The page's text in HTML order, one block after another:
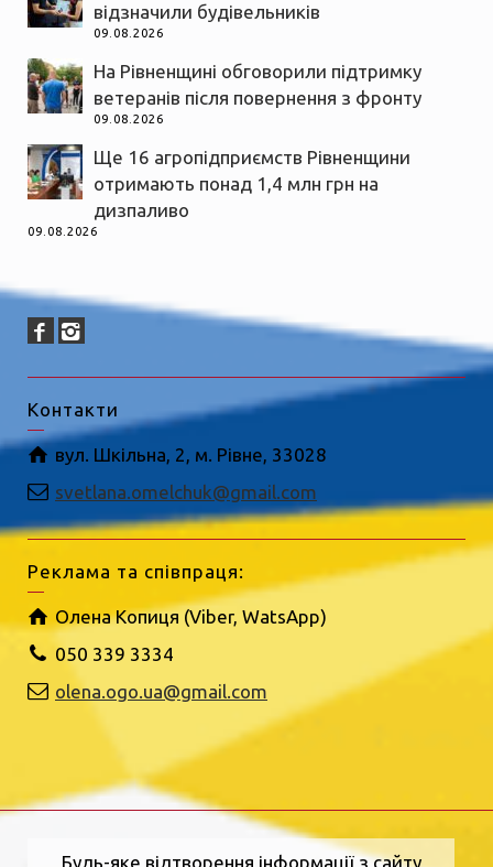
відзначили будівельників
09.08.2026
На Рівненщині обговорили підтримку
ветеранів після повернення з фронту
09.08.2026
Ще 16 агропідприємств Рівненщини
отримають понад 1,4 млн грн на
дизпаливо
09.08.2026
Контакти
вул. Шкільна, 2, м. Рівне, 33028
svetlana.omelchuk@gmail.com
Реклама та співпраця:
Олена Копиця (Viber, WatsApp)
050 339 3334
olena.ogo.ua@gmail.com
Будь-яке відтворення інформації з сайту